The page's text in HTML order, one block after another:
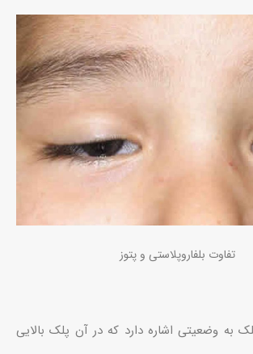
تفاوت بلفاروپلاستی و پتوز
به وضعیتی اشاره دارد که در آن پلک بالایی